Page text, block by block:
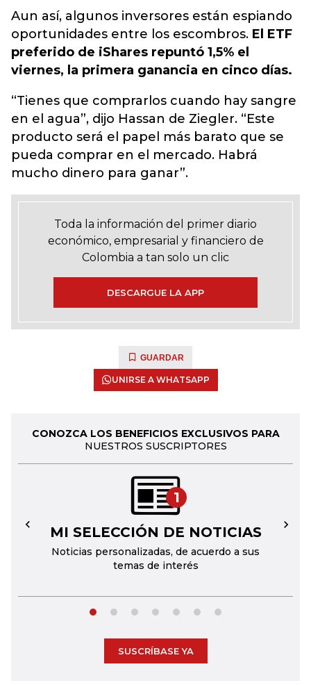
Aun así, algunos inversores están espiando
oportunidades entre los escombros. El ETF
preferido de iShares repuntó 1,5% el
viernes, la primera ganancia en cinco días.
“Tienes que comprarlos cuando hay sangre
en el agua”, dijo Hassan de Ziegler. “Este
producto será el papel más barato que se
pueda comprar en el mercado. Habrá
mucho dinero para ganar”.
Toda la información del primer diario
económico, empresarial y financiero de
Colombia a tan solo un clic
DESCARGUE LA APP
GUARDAR
UNIRSE A WHATSAPP
CONOZCA LOS BENEFICIOS EXCLUSIVOS PARA
NUESTROS SUSCRIPTORES
1
MI SELECCIÓN DE NOTICIAS
Noticias personalizadas, de acuerdo a sus
temas de interés
← →
SUSCRÍBASE YA